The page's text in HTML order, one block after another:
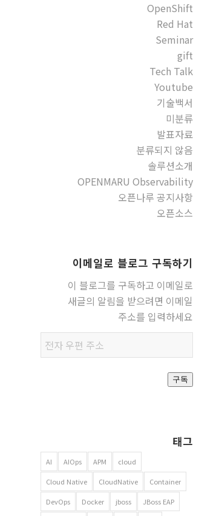
OpenShift
Red Hat
Seminar
gift
Tech Talk
Youtube
기술백서
미분류
발표자료
분류되지 않음
솔루션소개
OPENMARU Observability
오픈나루 공지사항
오픈소스
이메일로 블로그 구독하기
이 블로그를 구독하고 이메일로
새글의 알림을 받으려면 이메일
주소를 입력하세요
우편
주소
구독
태그
AI AIOps APM cloud
Cloud Native CloudNative Container
DevOps Docker jboss JBoss EAP